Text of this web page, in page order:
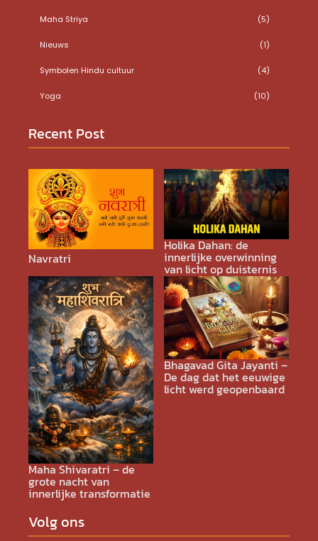
Maha Striya (5)
Nieuws (1)
Symbolen Hindu cultuur (4)
Yoga (10)
Recent Post
Navratri
Holika Dahan: de
innerlijke overwinning
van licht op duisternis
Maha Shivaratri – de
grote nacht van
innerlijke transformatie
Bhagavad Gita Jayanti –
De dag dat het eeuwige
licht werd geopenbaard
Volg ons